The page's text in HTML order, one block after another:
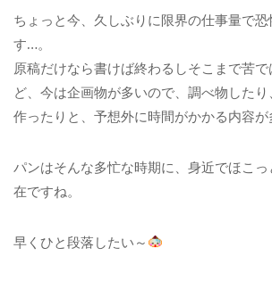
ちょっと今、久しぶりに限界の仕事量で恐
す…。
原稿だけなら書けば終わるしそこまで苦
ど、今は企画物が多いので、調べ物した
作ったりと、予想外に時間がかかる内容が
パンはそんな多忙な時期に、身近でほこ
在ですね。
早くひと段落したい～